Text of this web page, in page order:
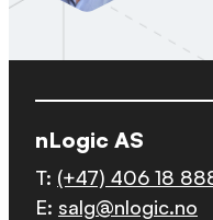
nLogic AS
T: (+47) 406 18
E: salg@nlogic.no